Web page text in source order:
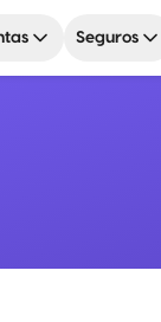
Seguros